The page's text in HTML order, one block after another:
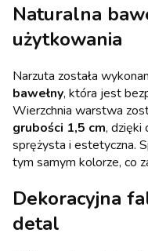
Naturalna
użytkowania
Narzuta została
bawełny, która jest
Wierzchnia warstwa
grubości 1,5 cm, dzięki
sprężysta i estetyczna.
tym samym kolorze, co
Dekoracyjna
detal